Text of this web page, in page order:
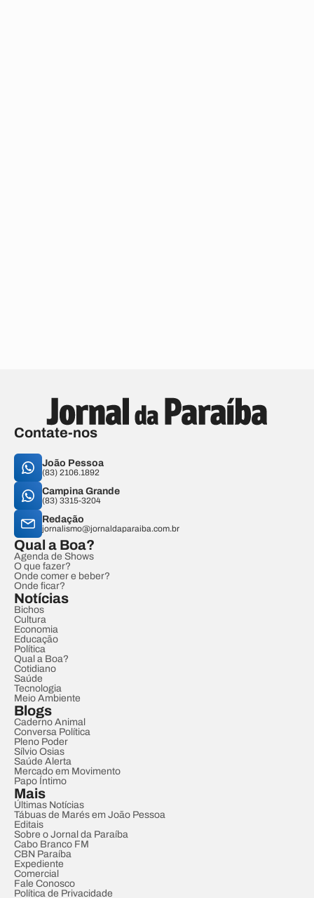
Contate-nos
João Pessoa
(83) 2106.1892
Campina Grande
(83) 3315-3204
Redação
jornalismo@jornaldaparaiba.com.br
Qual a Boa?
Agenda de Shows
O que fazer?
Onde comer e beber?
Onde ficar?
Notícias
Bichos
Cultura
Economia
Educação
Política
Qual a Boa?
Cotidiano
Saúde
Tecnologia
Meio Ambiente
Blogs
Caderno Animal
Conversa Política
Pleno Poder
Sílvio Osias
Saúde Alerta
Mercado em Movimento
Papo Íntimo
Mais
Últimas Notícias
Tábuas de Marés em João Pessoa
Editais
Sobre o Jornal da Paraíba
Cabo Branco FM
CBN Paraíba
Expediente
Comercial
Fale Conosco
Política de Privacidade